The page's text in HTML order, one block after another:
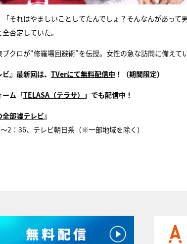
それはやましいことしてたんでしょ？そんなんがあっ
否定していた。
クロが“修羅場回避術”を伝授。女性の急な訪問に備えて
』最新回は、 TVerにて無料配信中 ！（期間限定）
ム「TELASA（テラサ） 」でも配信中！
全部嘘テレビ』
2：36、テレビ朝日系（※一部地域を除く）